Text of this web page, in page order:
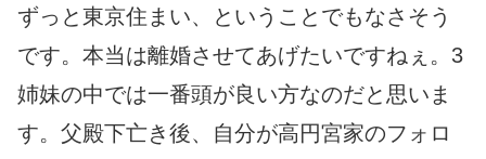
ずっと東京住まい、ということでもなさそう
です。本当は離婚させてあげたいですねぇ。3
姉妹の中では一番頭が良い方なのだと思いま
す。父殿下亡き後、自分が高円宮家のフォロ